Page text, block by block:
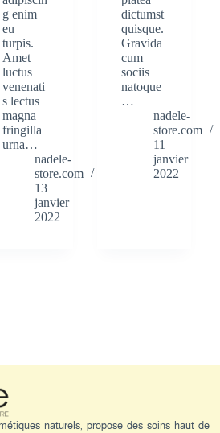
g enim
eu
turpis.
Amet
luctus
venenati
s lectus
magna
fringilla
urna…
nadele-
store.com
13
janvier
2022
dictumst
quisque.
Gravida
cum
sociis
natoque
…
nadele-
store.com
11
janvier
2022
naturels, propose des soins haut de